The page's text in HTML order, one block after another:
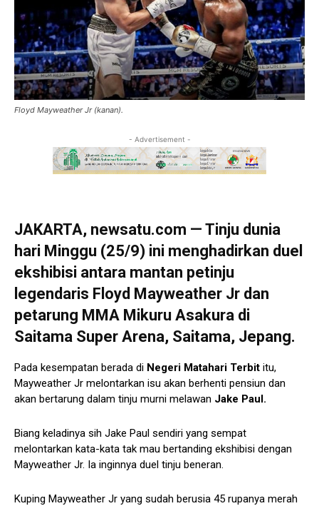
Floyd Mayweather Jr (kanan).
- Advertisement -
JAKARTA, newsatu.com — Tinju dunia
hari Minggu (25/9) ini menghadirkan duel
ekshibisi antara mantan petinju
legendaris Floyd Mayweather Jr dan
petarung MMA Mikuru Asakura di
Saitama Super Arena, Saitama, Jepang.
Pada kesempatan berada di Negeri Matahari Terbit itu,
Mayweather Jr melontarkan isu akan berhenti pensiun dan
akan bertarung dalam tinju murni melawan Jake Paul.
Biang keladinya sih Jake Paul sendiri yang sempat
melontarkan kata-kata tak mau bertanding ekshibisi dengan
Mayweather Jr. Ia inginnya duel tinju beneran.
Kuping Mayweather Jr yang sudah berusia 45 rupanya merah